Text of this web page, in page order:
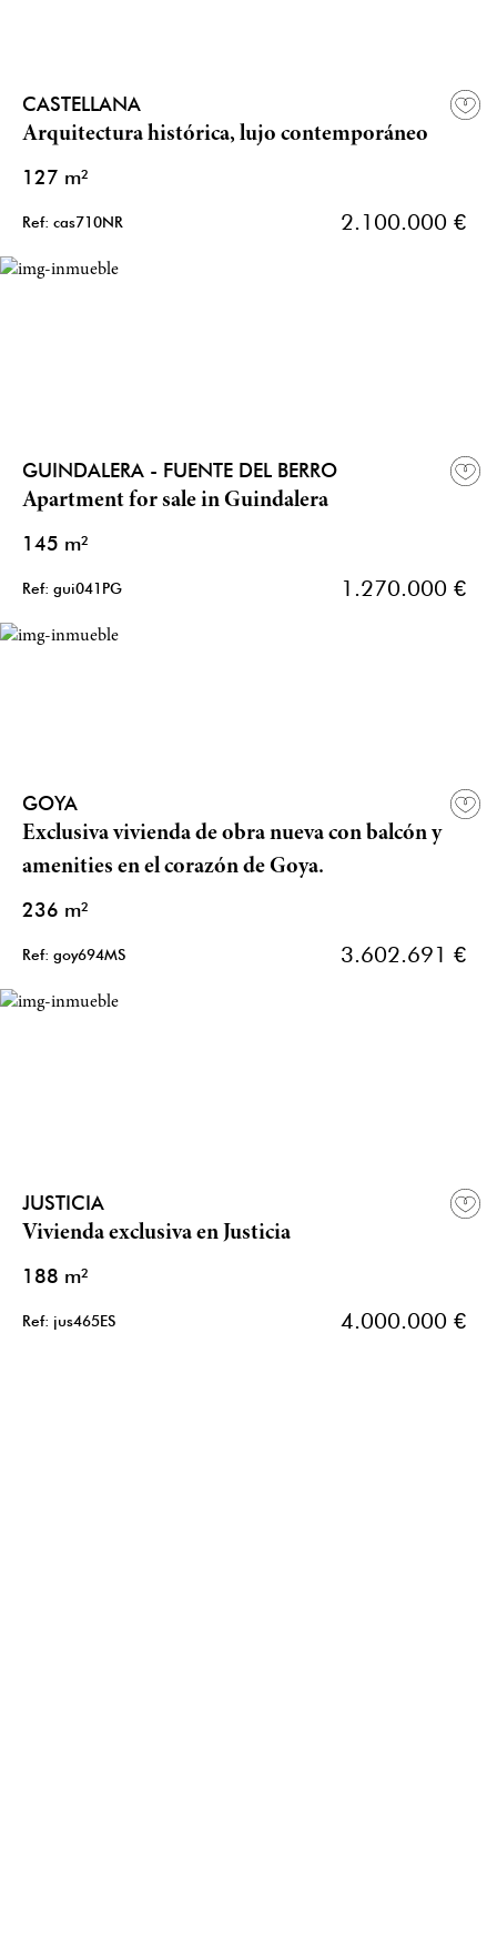
CASTELLANA
Arquitectura histórica, lujo contemporáneo
127 m²
Ref: cas710NR 2.100.000 €
GUINDALERA - FUENTE DEL BERRO
Apartment for sale in Guindalera
145 m²
Ref: gui041PG 1.270.000 €
GOYA
Exclusiva vivienda de obra nueva con balcón y
amenities en el corazón de Goya.
236 m²
Ref: goy694MS 3.602.691 €
JUSTICIA
Vivienda exclusiva en Justicia
188 m²
Ref: jus465ES 4.000.000 €